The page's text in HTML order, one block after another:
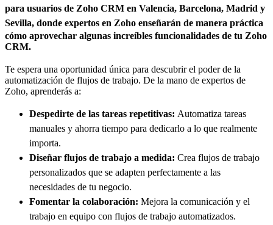
para usuarios de Zoho CRM en Valencia, Barcelona, Madrid y
Sevilla, donde expertos en Zoho enseñarán de manera práctica
cómo aprovechar algunas increíbles funcionalidades de tu Zoho
CRM.
Te espera una oportunidad única para descubrir el poder de la
automatización de flujos de trabajo. De la mano de expertos de
Zoho, aprenderás a:
Despedirte de las tareas repetitivas: Automatiza tareas
manuales y ahorra tiempo para dedicarlo a lo que realmente
importa.
Diseñar flujos de trabajo a medida: Crea flujos de trabajo
personalizados que se adapten perfectamente a las
necesidades de tu negocio.
Fomentar la colaboración: Mejora la comunicación y el
trabajo en equipo con flujos de trabajo automatizados.